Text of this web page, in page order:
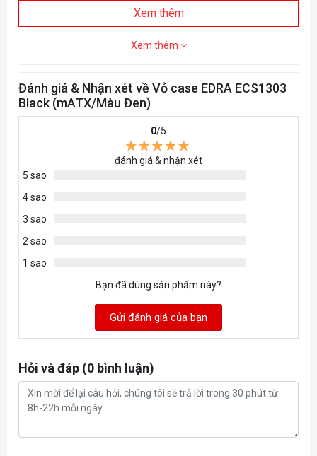
Hỗ trợ 5 quạt 120mm (2
nóc
1 sau
Kính cường
lực:
Mặt kính cường lực dày
3mm
thước main:
M-ATX/ ITX
Kích thước:
Xem thêm
Xem thêm
Đánh giá & Nhận xét về Vỏ case EDRA ECS1303
Black (mATX/Màu Đen)
0/5
đánh giá & nhận xét
5 sao
4 sao
3 sao
2 sao
1 sao
Bạn đã dùng sản phẩm này?
Gửi đánh giá của bạn
Hỏi và đáp (0 bình luận)